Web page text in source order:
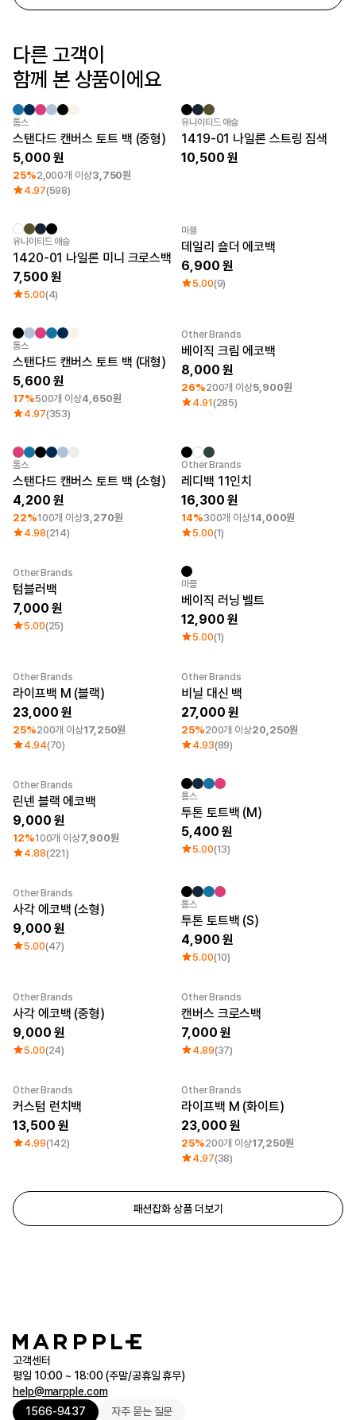
다른 고객이
함께 본 상품이에요
최소 주문수량 1개
톰스
스탠다드 캔버스 토트 백 (중형)
5,000
25%2,000개 이상3,750원
4.97(598)
New
유나이티드 애슬
1419-01 나일론 스트링 짐색
10,500
New
유나이티드 애슬
1420-01 나일론 미니 크로스백
7,500
5.00(4)
마플
데일리 숄더 에코백
6,900
5.00(9)
최소 주문수량 1개
톰스
스탠다드 캔버스 토트 백 (대형)
5,600
17%500개 이상4,650원
4.97(353)
최소 주문수량 1개
Other Brands
베이직 크림 에코백
8,000
26%200개 이상5,900원
4.91(285)
최소 주문수량 1개
톰스
스탠다드 캔버스 토트 백 (소형)
4,200
22%100개 이상3,270원
4.98(214)
최소 주문수량 20개
Other Brands
레디백 11인치
16,300
14%300개 이상14,000원
5.00(1)
Other Brands
텀블러백
7,000
5.00(25)
New
마플
베이직 러닝 벨트
12,900
5.00(1)
최소 주문수량 1개
Other Brands
라이프백 M (블랙)
23,000
25%200개 이상17,250원
4.94(70)
최소 주문수량 1개
Other Brands
비닐 대신 백
27,000
25%200개 이상20,250원
4.93(89)
최소 주문수량 1개
Other Brands
린넨 블랙 에코백
9,000
12%100개 이상7,900원
4.88(221)
Sale
톰스
투톤 토트백 (M)
5,400
5.00(13)
Sale
Other Brands
사각 에코백 (소형)
9,000
5.00(47)
톰스
투톤 토트백 (S)
4,900
5.00(10)
Other Brands
사각 에코백 (중형)
9,000
5.00(24)
Other Brands
캔버스 크로스백
7,000
4.89(37)
Other Brands
커스텀 런치백
13,500
4.99(142)
최소 주문수량 1개
Other Brands
라이프백 M (화이트)
23,000
25%200개 이상17,250원
4.97(38)
패션잡화 상품 더보기
고객센터
평일 10:00 ~ 18:00 (주말/공휴일 휴무)
help@marpple.com
1566-9437
자주 묻는 질문
1:1 문의
고객센터
마플 서비스 소개
한국어
~ 1만원
2만원 ~ 3만원
소재
기능성
프린트스타
큐레이션
스웻셔츠 & 팬츠
시스루탑 & 튜브탑